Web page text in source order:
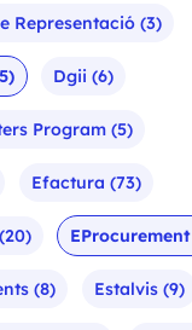
Representació (3)
Dgii (6)
Program (5)
Efactura (73)
(20) EProcurement
(8) Estalvis (9)